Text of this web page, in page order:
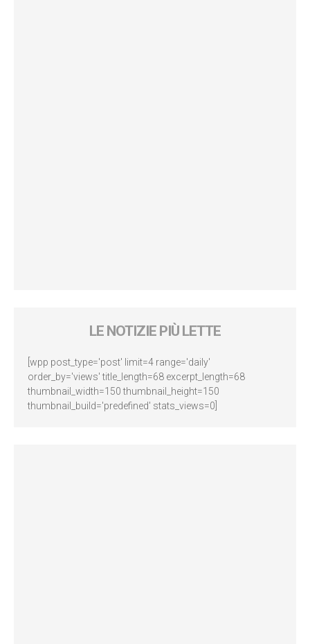
LE NOTIZIE PIÙ LETTE
[wpp post_type='post' limit=4 range='daily'
order_by='views' title_length=68 excerpt_length=68
thumbnail_width=150 thumbnail_height=150
thumbnail_build='predefined' stats_views=0]